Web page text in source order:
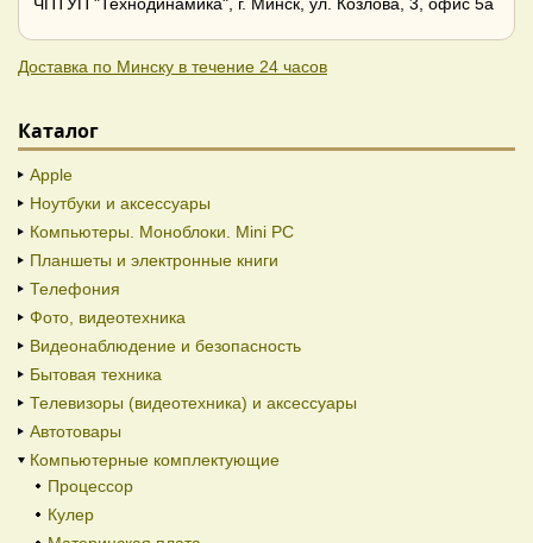
ЧПТУП "Технодинамика", г. Минск, ул. Козлова, 3, офис 5а
Доставка по Минску в течение 24 часов
Каталог
Apple
Ноутбуки и аксессуары
Компьютеры. Моноблоки. Mini PC
Планшеты и электронные книги
Телефония
Фото, видеотехника
Видеонаблюдение и безопасность
Бытовая техника
Телевизоры (видеотехника) и аксессуары
Автотовары
Компьютерные комплектующие
Процессор
Кулер